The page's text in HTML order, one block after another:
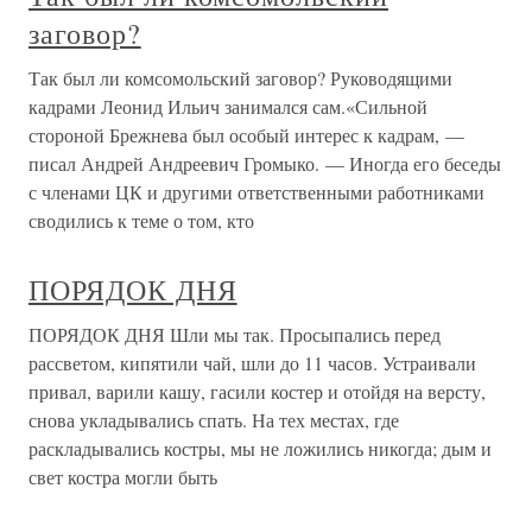
заговор?
Так был ли комсомольский заговор? Руководящими
кадрами Леонид Ильич занимался сам.«Сильной
стороной Брежнева был особый интерес к кадрам, —
писал Андрей Андреевич Громыко. — Иногда его беседы
с членами ЦК и другими ответственными работниками
сводились к теме о том, кто
ПОРЯДОК ДНЯ
ПОРЯДОК ДНЯ Шли мы так. Просыпались перед
рассветом, кипятили чай, шли до 11 часов. Устраивали
привал, варили кашу, гасили костер и отойдя на версту,
снова укладывались спать. На тех местах, где
раскладывались костры, мы не ложились никогда; дым и
свет костра могли быть